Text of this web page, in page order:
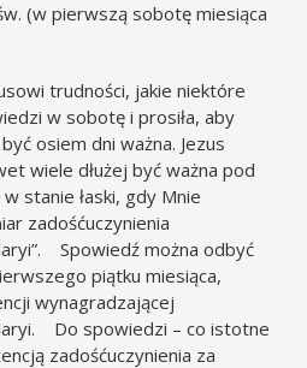
(w pierwszą sobotę miesiąca
trudności, jakie niektóre
w sobotę i prosiła, aby
osiem dni ważna. Jezus
wiele dłużej być ważna pod
stanie łaski, gdy Mnie
zadośćuczynienia
Spowiedź można odbyć
piątku miesiąca,
wynagradzającej
Do spowiedzi – co istotne
zadośćuczynienia za